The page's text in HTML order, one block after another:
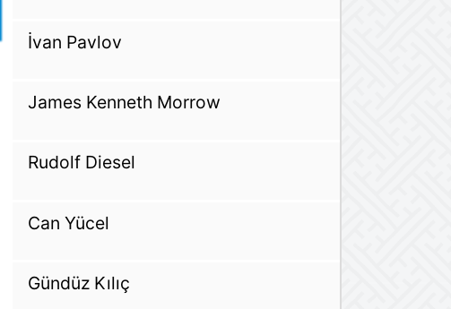
İvan Pavlov
James Kenneth Morrow
Rudolf Diesel
Can Yücel
Gündüz Kılıç